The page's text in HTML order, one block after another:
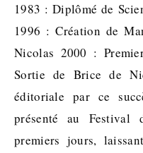
1983 : Diplômé de
1996 : Création de
Nicolas 2000 :
Sortie de Brice de
éditoriale par ce
présenté au Festival
premiers jours,